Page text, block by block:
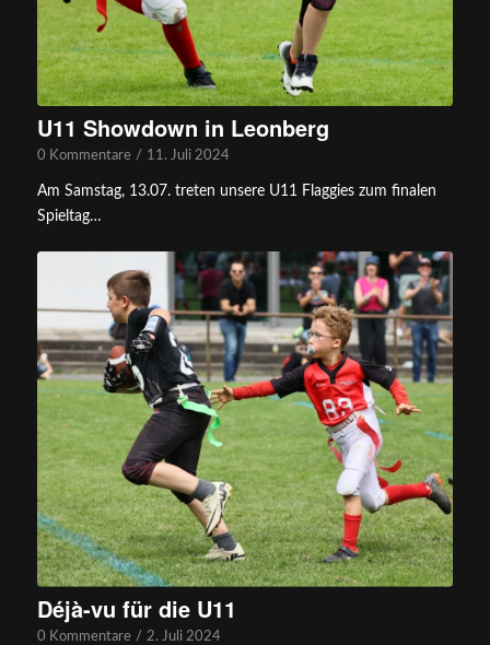
U11 Showdown in Leonberg
0 Kommentare / 11. Juli 2024
Am Samstag, 13.07. treten unsere U11 Flaggies zum finalen
Spieltag…
Déjà-vu für die U11
0 Kommentare / 2. Juli 2024